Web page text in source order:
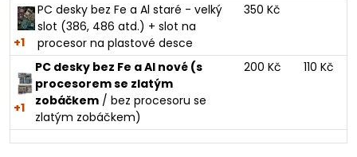
+1
PC desky bez Fe a Al staré - velký
slot (386, 486 atd.) + slot na
procesor na plastové desce
350 Kč
+1
PC desky bez Fe a Al nové (s
procesorem se zlatým
zobáčkem / bez procesoru se
zlatým zobáčkem)
200 Kč 110 Kč